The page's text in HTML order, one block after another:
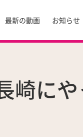
最新の動画 お知らせ
崎に